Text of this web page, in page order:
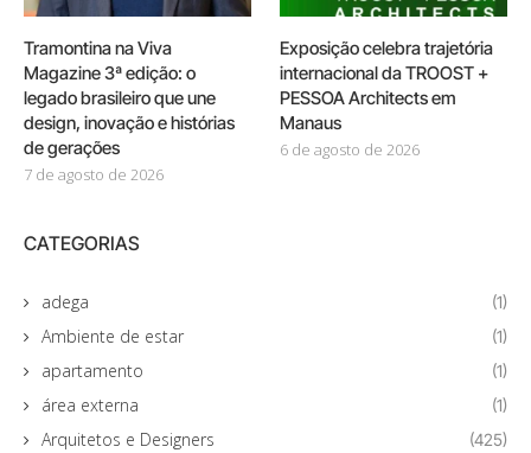
Tramontina na Viva
Magazine 3ª edição: o
legado brasileiro que une
design, inovação e histórias
de gerações
7 de agosto de 2026
Exposição celebra trajetória
internacional da TROOST +
PESSOA Architects em
Manaus
6 de agosto de 2026
CATEGORIAS
adega (1)
Ambiente de estar (1)
apartamento (1)
área externa (1)
Arquitetos e Designers (425)